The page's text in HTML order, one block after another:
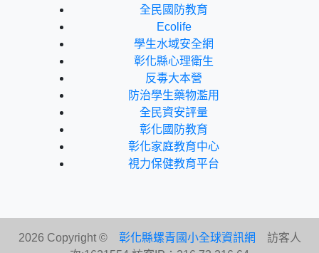
全民國防教育
Ecolife
學生水域安全網
彰化縣心理衛生
反毒大本營
防治學生藥物濫用
全民資安評量
彰化國防教育
彰化家庭教育中心
視力保健教育平台
2026 Copyright © 彰化縣螺青國小全球資訊網 訪客人